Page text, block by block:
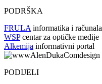
PODRŠKA
FRULA informatika i računala
WSPcentar za optičke medije
Alkemija informativni portal
PODIJELI